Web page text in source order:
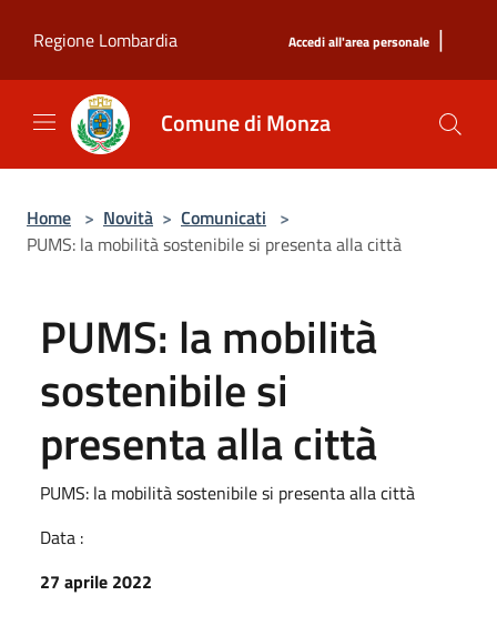
Regione Lombardia
Accedi all'area personale |
Comune di Monza
Home > Novità > Comunicati >
PUMS: la mobilità sostenibile si presenta alla città
PUMS: la mobilità
sostenibile si
presenta alla città
PUMS: la mobilità sostenibile si presenta alla città
Data :
27 aprile 2022